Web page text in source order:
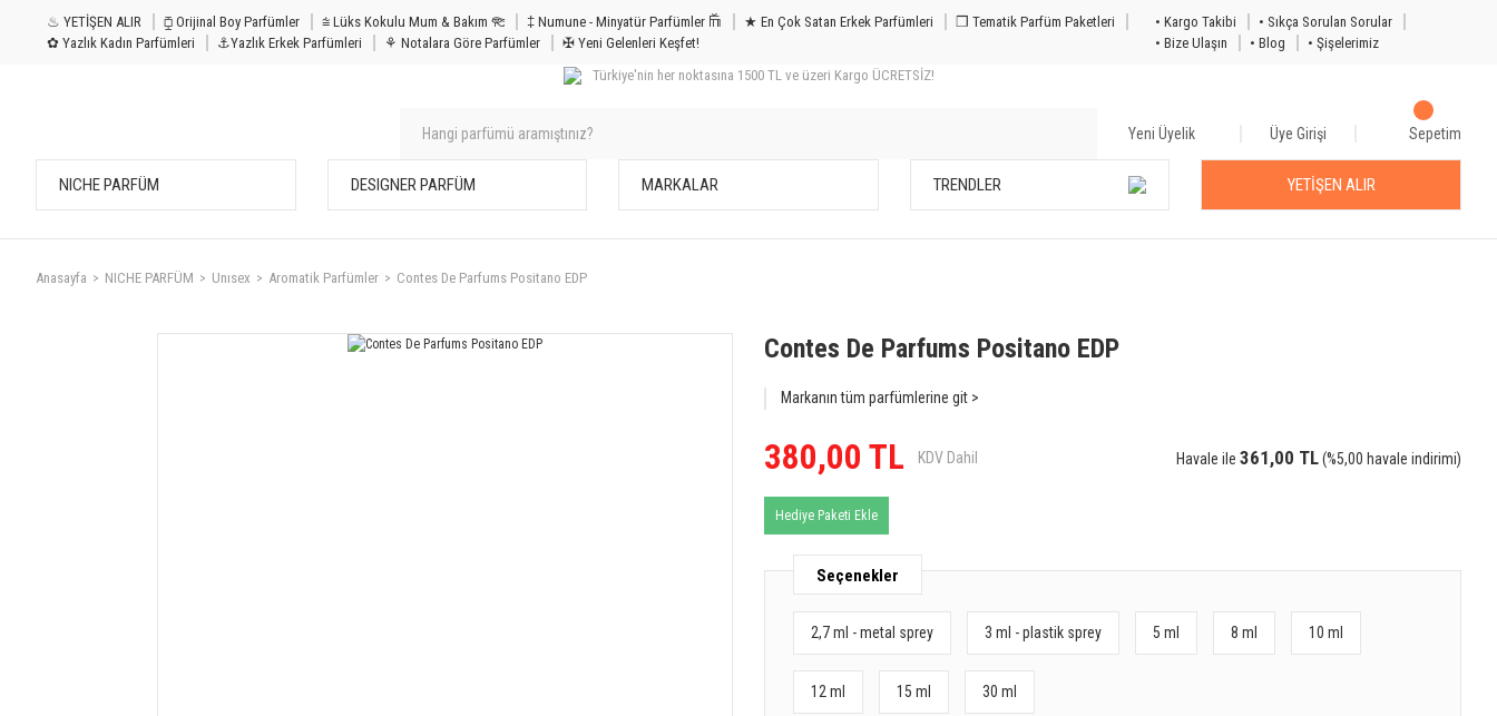
♨ YETİŞEN ALIR ⧮ Orijinal Boy Parfümler ⩭ Lüks Kokulu Mum & Bakım 𐦝 ‡ Numune - Minyatür Parfümler 𐙏 ★ En Çok Satan Erkek Parfümleri
❒ Tematik Parfüm Paketleri
✿ Yazlık Kadın Parfümleri
⚓Yazlık Erkek Parfümleri ⚘ Notalara Göre Parfümler ✠ Yeni Gelenleri Keşfet!
• Kargo Takibi
• Sıkça Sorulan Sorular
• Bize Ulaşın
• Blog
• Şişelerimiz
Türkiye'nin her noktasına 1500 TL ve üzeri Kargo ÜCRETSİZ!
Yeni Üyelik Üye Girişi Sepetim
NICHE PARFÜM DESIGNER PARFÜM MARKALAR TRENDLER YETİŞEN ALIR
Anasayfa NICHE PARFÜM Unısex Aromatik Parfümler Contes De Parfums Positano EDP
Contes De Parfums Positano EDP
Markanın tüm parfümlerine git >
380,00 TL KDV Dahil Havale ile 361,00 TL(%5,00 havale indirimi)
Hediye Paketi Ekle
Seçenekler
2,7 ml - metal sprey 3 ml - plastik sprey 5 ml 8 ml 10 ml
12 ml 15 ml 30 ml